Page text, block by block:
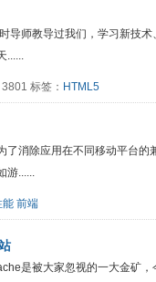
导师教导过我们，学习新技
......
标签： HTML5
消除应用在不同移动平台
游......
能 前端
是被大家忽视的一大金矿